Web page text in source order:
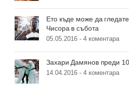
Ето къде може да
Чисора в събота
05.05.2016 - 4 коментара
Захари Дамянов преди
14.04.2016 - 4 коментара